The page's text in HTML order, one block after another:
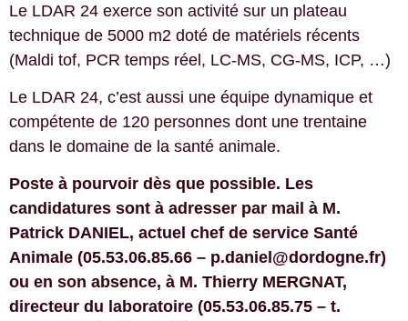
Le LDAR 24 exerce son activité sur un plateau
technique de 5000 m2 doté de matériels récents
(Maldi tof, PCR temps réel, LC-MS, CG-MS, ICP, …)
Le LDAR 24, c’est aussi une équipe dynamique et
compétente de 120 personnes dont une trentaine
dans le domaine de la santé animale.
Poste à pourvoir dès que possible. Les
candidatures sont à adresser par mail à M.
Patrick DANIEL, actuel chef de service Santé
Animale (05.53.06.85.66 – p.daniel@dordogne.fr)
ou en son absence, à M. Thierry MERGNAT,
directeur du laboratoire (05.53.06.85.75 – t.